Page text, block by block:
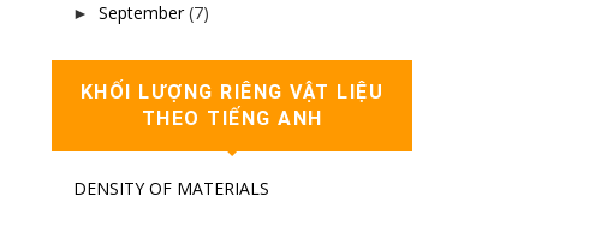
► September (7)
KHỐI LƯỢNG RIÊNG VẬT LIỆU
THEO TIẾNG ANH
DENSITY OF MATERIALS